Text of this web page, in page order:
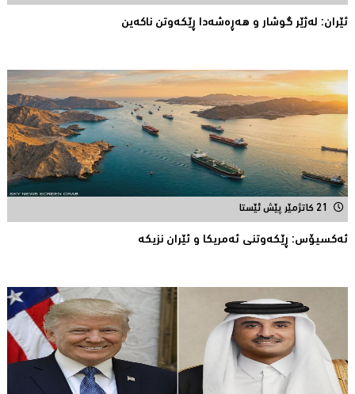
ئێران: له‌ژێر گوشار و هەڕەشەدا ڕێکەوتن ناکەین
21 کاتژمێر پێش ئێستا
ئه‌كسیۆس: ڕێكه‌وتنی ئه‌مریكا و ئێران نزیكه‌